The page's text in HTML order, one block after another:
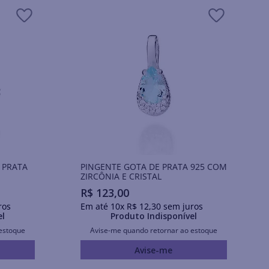
PINGENTE GOTA DE PRATA 925 COM
ZIRCÔNIA E CRISTAL
R$ 123,00
Em até 10x R$ 12,30sem juros
Produto Indisponível
Avise-me quando retornar ao estoque
Avise-me